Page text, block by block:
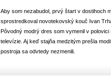
Aby som nezabudol, prvý štart v dostihoch
sprostredkoval novotekovský kouč Ivan
Pôvodný modrý dres som vymenil v
televízie. Aj keď stajňa medzitým prešla
postroja sa odvtedy nezmenili.